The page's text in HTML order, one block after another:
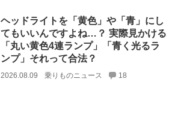
ヘッドライトを「黄色」や「青」にし
てもいいんですよね…？ 実際見かける
「丸い黄色4連ランプ」「青く光るラ
ンプ」それって合法？
2026.08.09 乗りものニュース 18